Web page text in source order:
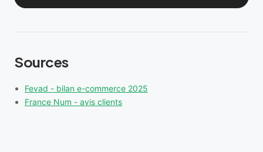
Sources
Fevad - bilan e-commerce 2025
France Num - avis clients